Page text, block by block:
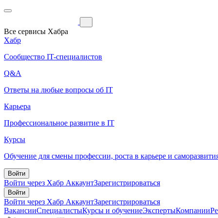
Все сервисы Хабра
Хабр
Сообщество IT-специалистов
Q&A
Ответы на любые вопросы об IT
Карьера
Профессиональное развитие в IT
Курсы
Обучение для смены профессии, роста в карьере и
Войти
Войти через Хабр АккаунтЗарегистрироваться
Войти
Войти через Хабр АккаунтЗарегистрироваться
ВакансииСпециалистыКурсы и обучениеЭкспертыКомпании